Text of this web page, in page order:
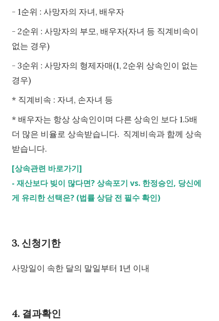
- 1순위 : 사망자의 자녀, 배우자
- 2순위 : 사망자의 부모, 배우자(자녀 등 직계비속이
없는 경우)
- 3순위 : 사망자의 형제자매(1, 2순위 상속인이 없는
경우)
* 직계비속 : 자녀, 손자녀 등
* 배우자는 항상 상속인이며 다른 상속인 보다 1.5배
더 많은 비율로 상속받습니다. 직계비속과 함께 상속
받습니다.
[상속관련 바로가기]
- 재산보다 빚이 많다면? 상속포기 vs. 한정승인, 당신에
게 유리한 선택은? (법률 상담 전 필수 확인)
3. 신청기한
사망일이 속한 달의 말일부터 1년 이내
4. 결과확인